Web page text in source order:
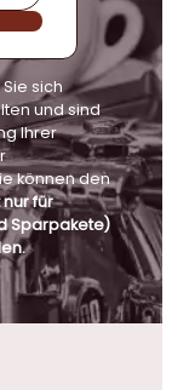
sich
und sind
Ihrer
können den
nur für
Sparpakete)